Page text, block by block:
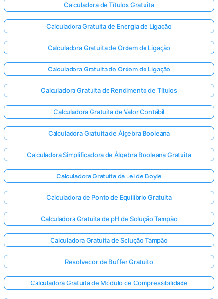
Calculadora de Títulos Gratuita
Calculadora Gratuita de Energia de Ligação
Calculadora Gratuita de Ordem de Ligação
Calculadora Gratuita de Ordem de Ligação
Calculadora Gratuita de Rendimento de Títulos
Calculadora Gratuita de Valor Contábil
Calculadora Gratuita de Álgebra Booleana
Calculadora Simplificadora de Álgebra Booleana Gratuita
Calculadora Gratuita da Lei de Boyle
Calculadora de Ponto de Equilíbrio Gratuita
Calculadora Gratuita de pH de Solução Tampão
Calculadora Gratuita de Solução Tampão
Resolvedor de Buffer Gratuito
Calculadora Gratuita de Módulo de Compressibilidade